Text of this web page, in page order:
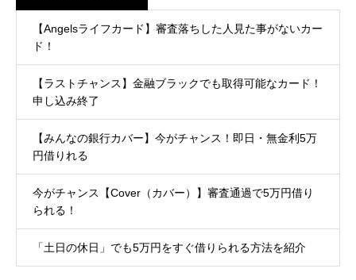
【Angelsライフカード】審査落ちした人見た事がないカー
ド！
【ラストチャンス】金融ブラックでも取得可能なカード！
申し込み終了
【みんなの銀行カバー】今がチャンス！即日・無金利5万
円借りれる
今がチャンス【Cover（カバー）】審査通過で5万円借り
られる！
「土日の休日」でも5万円をすぐ借りられる方法を紹介